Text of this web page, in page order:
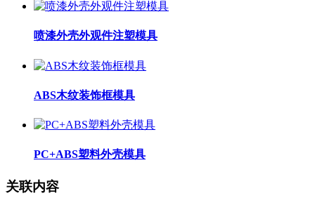
喷漆外壳外观件注塑模具
ABS木纹装饰框模具
PC+ABS塑料外壳模具
关联内容